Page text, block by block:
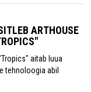
ARTHOUSE
aitab luua
tehnoloogia abil